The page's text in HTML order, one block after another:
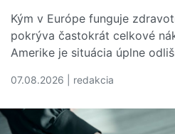
Kým v Európe funguje
pokrýva častokrát celkové
Amerike je situácia úplne
07.08.2026 | redakcia